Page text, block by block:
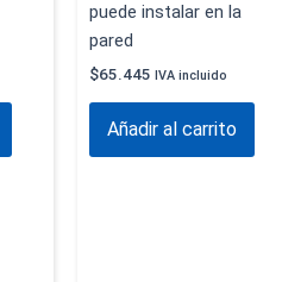
puede instalar en la
pared
$65.445 IVA incluido
Añadir al carrito